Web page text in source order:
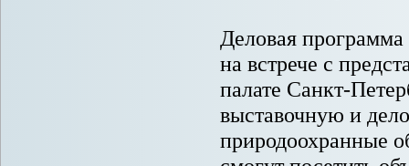
Деловая
на встрече с
палате Санкт-
выставочную и
природоохранные